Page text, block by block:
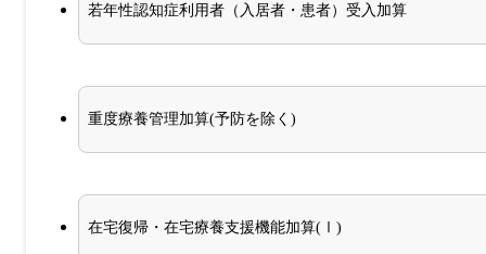
若年性認知症利用者（入居者・患者）受入加算
重度療養管理加算(予防を除く)
在宅復帰・在宅療養支援機能加算(Ⅰ)